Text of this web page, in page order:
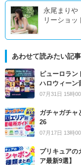
永尾まりや
リーショッ
あわせて読みたい記事
ピューロラン
ハロウィーン
07月31日 15時
ガチャガチャ
26
07月17日 13時
プリキュアの
ア最新9選】